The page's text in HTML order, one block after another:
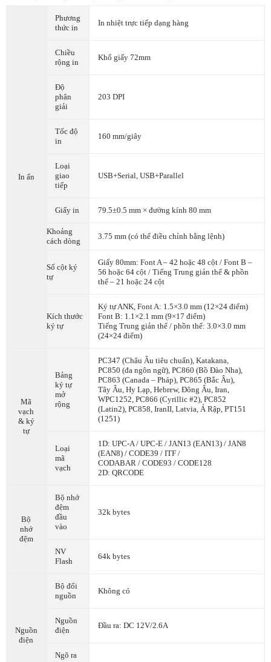
In ấn
Phương
thức in
In nhiệt trực tiếp dạng hàng
Chiều
rộng in
Khổ giấy 72mm
Độ
phân
giải
203 DPI
Tốc độ
in
160 mm/giây
Loại
giao
tiếp
USB+Serial, USB+Parallel
Giấy in 79.5±0.5 mm × đường kính 80 mm
Khoảng
cách dòng
3.75 mm (có thể điều chỉnh bằng lệnh)
Số cột ký
tự
Giấy 80mm: Font A – 42 hoặc 48 cột / Font B –
56 hoặc 64 cột / Tiếng Trung giản thể & phồn
thể – 21 hoặc 24 cột
Kích thước
ký tự
Ký tự ANK, Font A: 1.5×3.0 mm (12×24 điểm)
Font B: 1.1×2.1 mm (9×17 điểm)
Tiếng Trung giản thể / phồn thể: 3.0×3.0 mm
(24×24 điểm)
Mã
vạch
& ký
tự
Bảng
ký tự
mở
rộng
PC347 (Châu Âu tiêu chuẩn), Katakana,
PC850 (đa ngôn ngữ), PC860 (Bồ Đào Nha),
PC863 (Canada – Pháp), PC865 (Bắc Âu),
Tây Âu, Hy Lạp, Hebrew, Đông Âu, Iran,
WPC1252, PC866 (Cyrillic #2), PC852
(Latin2), PC858, IranII, Latvia, Ả Rập, PT151
(1251)
Loại
mã
vạch
1D: UPC-A / UPC-E / JAN13 (EAN13) / JAN8
(EAN8) / CODE39 / ITF /
CODABAR / CODE93 / CODE128
2D: QRCODE
Bộ
nhớ
đệm
Bộ nhớ
đệm
đầu
vào
32k bytes
NV
Flash
64k bytes
Nguồn
điện
Bộ đổi
nguồn
Không có
Nguồn
điện
Đầu ra: DC 12V/2.6A
Ngõ ra